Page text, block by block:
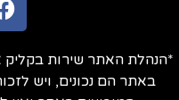
*הנהלת האתר שירות בקליק
באתר הם נכונים, ויש